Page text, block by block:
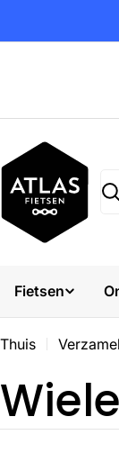
Fietsen
Thuis
V